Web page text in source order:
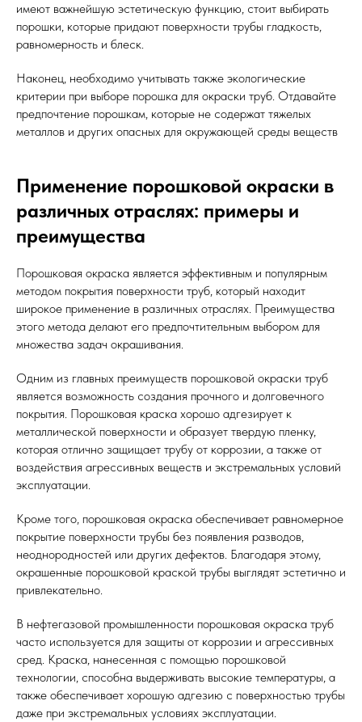
имеют важнейшую эстетическую функцию, стоит выбирать
порошки, которые придают поверхности трубы гладкость,
равномерность и блеск.
Наконец, необходимо учитывать также экологические
критерии при выборе порошка для окраски труб. Отдавайте
предпочтение порошкам, которые не содержат тяжелых
металлов и других опасных для окружающей среды веществ
Применение порошковой окраски в
различных отраслях: примеры и
преимущества
Порошковая окраска является эффективным и популярным
методом покрытия поверхности труб, который находит
широкое применение в различных отраслях. Преимущества
этого метода делают его предпочтительным выбором для
множества задач окрашивания.
Одним из главных преимуществ порошковой окраски труб
является возможность создания прочного и долговечного
покрытия. Порошковая краска хорошо адгезирует к
металлической поверхности и образует твердую пленку,
которая отлично защищает трубу от коррозии, а также от
воздействия агрессивных веществ и экстремальных условий
эксплуатации.
Кроме того, порошковая окраска обеспечивает равномерное
покрытие поверхности трубы без появления разводов,
неоднородностей или других дефектов. Благодаря этому,
окрашенные порошковой краской трубы выглядят эстетично и
привлекательно.
В нефтегазовой промышленности порошковая окраска труб
часто используется для защиты от коррозии и агрессивных
сред. Краска, нанесенная с помощью порошковой
технологии, способна выдерживать высокие температуры, а
также обеспечивает хорошую адгезию с поверхностью трубы
даже при экстремальных условиях эксплуатации.